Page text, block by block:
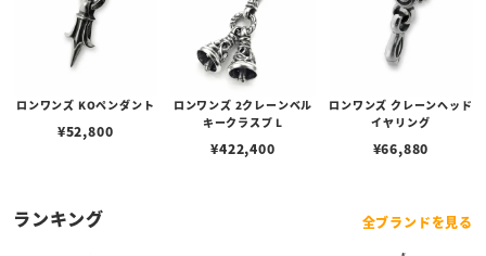
ロンワンズ KOペンダント
¥52,800
ロンワンズ 2クレーンベル
キークラスプ L
¥422,400
ロンワンズ クレーンヘッド
イヤリング
¥66,880
ランキング 全ブランドを見る